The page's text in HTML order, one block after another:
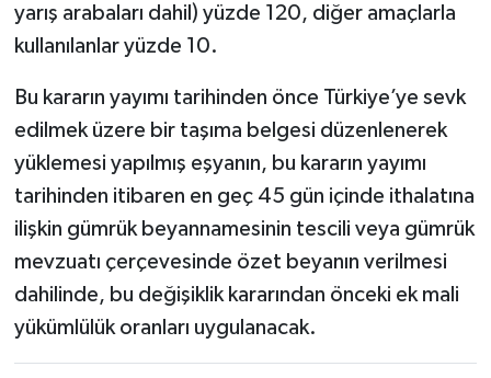
yarış arabaları dahil) yüzde 120, diğer amaçlarla
kullanılanlar yüzde 10.
Bu kararın yayımı tarihinden önce Türkiye’ye sevk
edilmek üzere bir taşıma belgesi düzenlenerek
yüklemesi yapılmış eşyanın, bu kararın yayımı
tarihinden itibaren en geç 45 gün içinde ithalatına
ilişkin gümrük beyannamesinin tescili veya gümrük
mevzuatı çerçevesinde özet beyanın verilmesi
dahilinde, bu değişiklik kararından önceki ek mali
yükümlülük oranları uygulanacak.